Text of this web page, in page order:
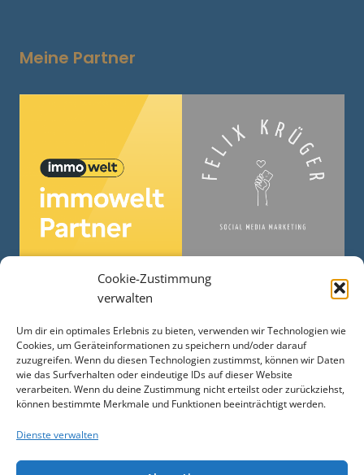
Cookie-Zustimmung
verwalten
Um dir ein optimales Erlebnis zu bieten, verwenden wir Technologien wie
Cookies, um Geräteinformationen zu speichern und/oder darauf
zuzugreifen. Wenn du diesen Technologien zustimmst, können wir Daten
wie das Surfverhalten oder eindeutige IDs auf dieser Website
verarbeiten. Wenn du deine Zustimmung nicht erteilst oder zurückziehst,
können bestimmte Merkmale und Funktionen beeinträchtigt werden.
Dienste verwalten
Meine Partner